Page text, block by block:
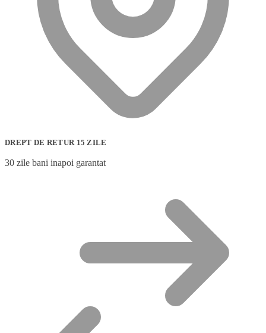
DREPT DE RETUR 15 ZILE
30 zile bani inapoi garantat